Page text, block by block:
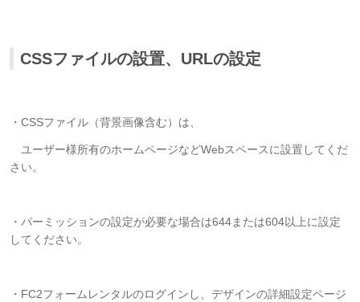
CSSファイルの設置、URLの設定
・CSSファイル（背景画像含む）は、
ユーザー様所有のホームページなどWebスペースに設置してくだ
さい。
・パーミッションの設定が必要な場合は644または604以上に設定
してください。
・FC2フォームレンタルのログインし、デザインの詳細設定ページ